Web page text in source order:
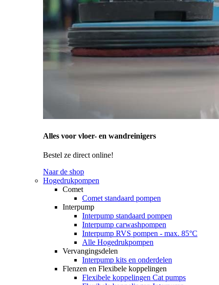
Alles voor vloer- en wandreinigers
Bestel ze direct online!
Naar de shop
Hogedrukpompen
Comet
Comet standaard pompen
Interpump
Interpump standaard pompen
Interpump carwashpompen
Interpump RVS pompen - max. 85°C
Alle Hogedrukpompen
Vervangingsdelen
Interpump kits en onderdelen
Flenzen en Flexibele koppelingen
Flexibele koppelingen Cat pumps